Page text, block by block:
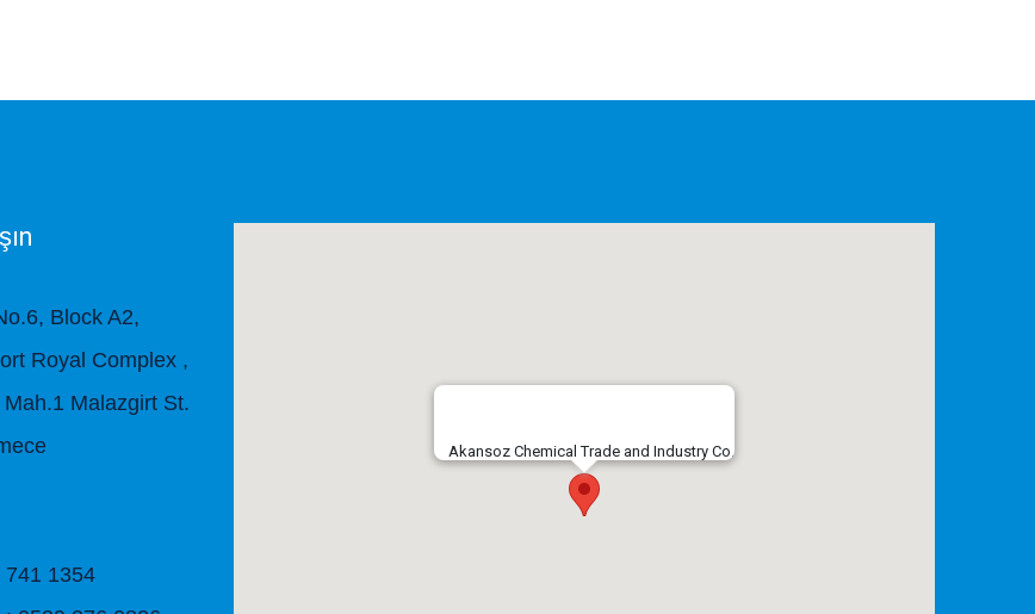
Block A2,
Royal Complex ,
Malazgirt St.
1354
Akansoz Chemical Trade and Industry Co.